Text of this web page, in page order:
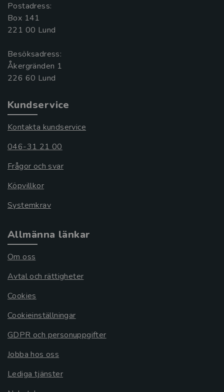
Postadress:
Box 141
221 00 Lund
Besöksadress:
Åkergränden 1
Kundservice
Kontakta kundservice
046-31 21 00
Frågor och svar
Köpvillkor
Systemkrav
Allmänna länkar
Om oss
Avtal och rättigheter
Cookies
Cookieinställningar
GDPR och personuppgifter
Jobba hos oss
Lediga tjänster